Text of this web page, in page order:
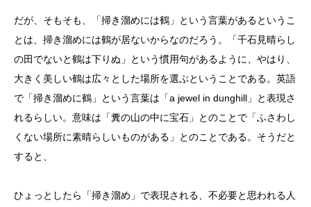
だが、そもそも、「掃き溜めには鶴」という言葉があるというこ
とは、掃き溜めには鶴が居ないからなのだろう。「千石見晴らし
の田でないと鶴は下りぬ」という慣用句があるように、やはり、
大きく美しい鶴は広々とした場所を選ぶということである。英語
で「掃き溜めに鶴」という言葉は「a jewel in dunghill」と表現さ
れるらしい。意味は「糞の山の中に宝石」とのことで「ふさわし
くない場所に素晴らしいものがある」とのことである。そうだと
すると、
ひょっとしたら「掃き溜め」で表現される、不必要と思われる人